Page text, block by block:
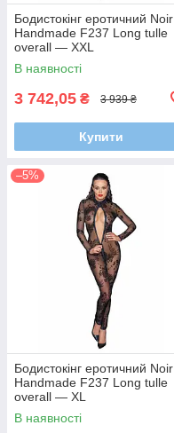
Бодистокінг еротичний Noir
Handmade F237 Long tulle
overall — XXL
В наявності
3 742,05 ₴ 3 939 ₴
Купити
–5%
Бодистокінг еротичний Noir
Handmade F237 Long tulle
overall — XL
В наявності